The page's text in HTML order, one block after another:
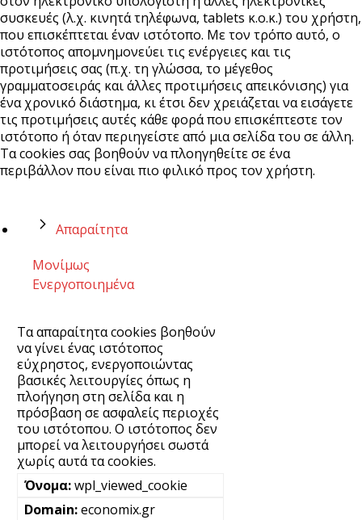
συσκευές (λ.χ. κινητά τηλέφωνα, tablets κ.ο.κ.) του χρήστη,
που επισκέπτεται έναν ιστότοπο. Με τον τρόπο αυτό, ο
ιστότοπος απομνημονεύει τις ενέργειες και τις
προτιμήσεις σας (π.χ. τη γλώσσα, το μέγεθος
γραμματοσειράς και άλλες προτιμήσεις απεικόνισης) για
ένα χρονικό διάστημα, κι έτσι δεν χρειάζεται να εισάγετε
τις προτιμήσεις αυτές κάθε φορά που επισκέπτεστε τον
ιστότοπο ή όταν περιηγείστε από μια σελίδα του σε άλλη.
Τα cookies σας βοηθούν να πλοηγηθείτε σε ένα
περιβάλλον που είναι πιο φιλικό προς τον χρήστη.
Απαραίτητα
Μονίμως
Ενεργοποιημένα
Τα απαραίτητα cookies βοηθούν
να γίνει ένας ιστότοπος
εύχρηστος, ενεργοποιώντας
βασικές λειτουργίες όπως η
πλοήγηση στη σελίδα και η
πρόσβαση σε ασφαλείς περιοχές
του ιστότοπου. Ο ιστότοπος δεν
μπορεί να λειτουργήσει σωστά
χωρίς αυτά τα cookies.
wpl_viewed_cookie
economix.gr